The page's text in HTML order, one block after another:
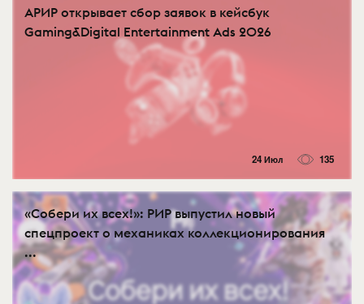
АРИР открывает сбор заявок в кейсбук
Gaming&Digital Entertainment Ads 2026
24 Июл 135
«Собери их всех!»: РИР выпустил новый
спецпроект о механиках коллекционирования
...